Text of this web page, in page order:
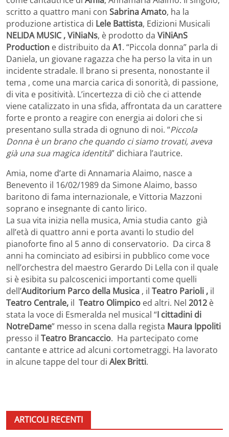
scritto a quattro mani con Sabrina Amato, ha la
produzione artistica di Lele Battista, Edizioni Musicali
NELIDA MUSIC , ViNiaNs, è prodotto da ViNiAnS
Production e distribuito da A1. “Piccola donna” parla di
Daniela, un giovane ragazza che ha perso la vita in un
incidente stradale. Il brano si presenta, nonostante il
tema , come una marcia carica di sonorità, di passione,
di vita e positività. L’incertezza di ciò che ci attende
viene catalizzato in una sfida, affrontata da un carattere
forte e pronto a reagire con energia ai dolori che si
presentano sulla strada di ognuno di noi. “Piccola
Donna è un brano che quando ci siamo trovati, aveva
già una sua magica identità” dichiara l’autrice.
Amia, nome d’arte di Annamaria Alaimo, nasce a
Benevento il 16/02/1989 da Simone Alaimo, basso
baritono di fama internazionale, e Vittoria Mazzoni
soprano e insegnante di canto lirico.
La sua vita inizia nella musica, Amia studia canto già
all’età di quattro anni e porta avanti lo studio del
pianoforte fino al 5 anno di conservatorio. Da circa 8
anni ha cominciato ad esibirsi in pubblico come voce
nell’orchestra del maestro Gerardo Di Lella con il quale
si è esibita su palcoscenici importanti come quelli
dell’Auditorium Parco della Musica , il Teatro Parioli , il
Teatro Centrale, il Teatro Olimpico ed altri. Nel 2012 è
stata la voce di Esmeralda nel musical “I cittadini di
NotreDame” messo in scena dalla regista Maura Ippoliti
presso il Teatro Brancaccio. Ha partecipato come
cantante e attrice ad alcuni cortometraggi. Ha lavorato
in alcune tappe del tour di Alex Britti.
ARTICOLI RECENTI